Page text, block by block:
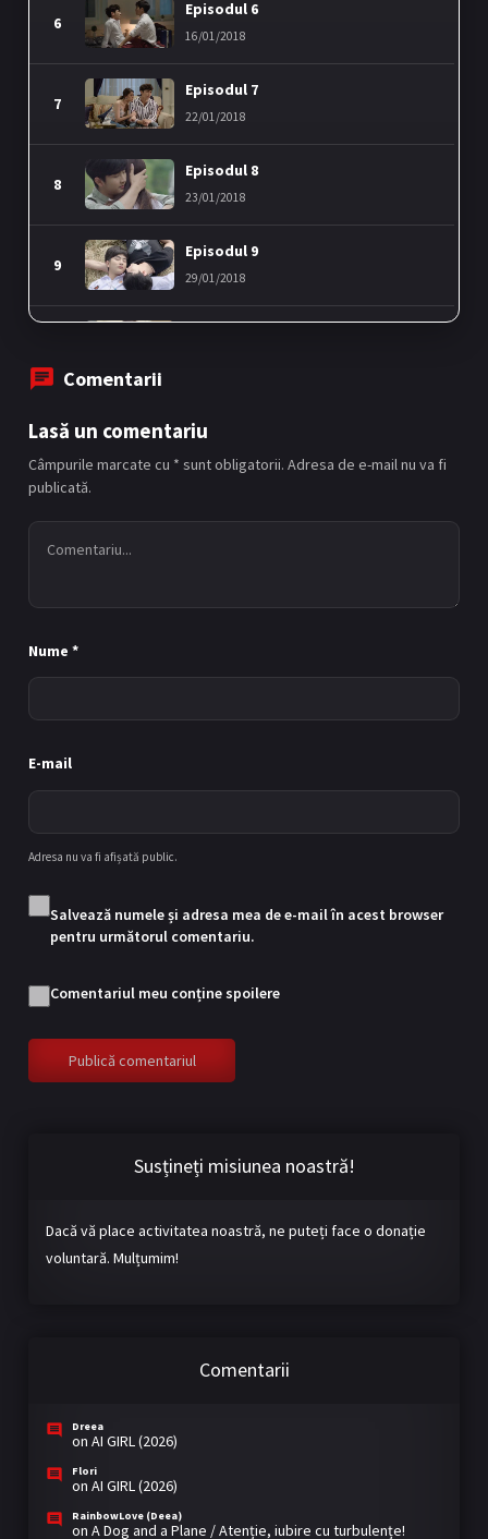
6
Episodul 6
16/01/2018
7
Episodul 7
22/01/2018
8
Episodul 8
23/01/2018
9
Episodul 9
29/01/2018
11
05/02/2018
06/02/2018
13/02/2018
16
17
26/02/2018
18
27/02/2018
Episodul 19
05/03/2018
06/03/2018
Comentarii
Lasă un comentariu
Câmpurile marcate cu * sunt obligatorii. Adresa de e-mail nu va fi
publicată.
Nume *
E-mail
Adresa nu va fi afișată public.
Salvează numele și adresa mea de e-mail în acest browser
pentru următorul comentariu.
Comentariul meu conține spoilere
Susțineți misiunea noastră!
Dacă vă place activitatea noastră, ne puteți face o donație
voluntară. Mulțumim!
Comentarii
Dreea
on AI GIRL (2026)
Flori
on AI GIRL (2026)
RainbowLove (Deea)
on A Dog and a Plane / Atenție, iubire cu turbulențe!